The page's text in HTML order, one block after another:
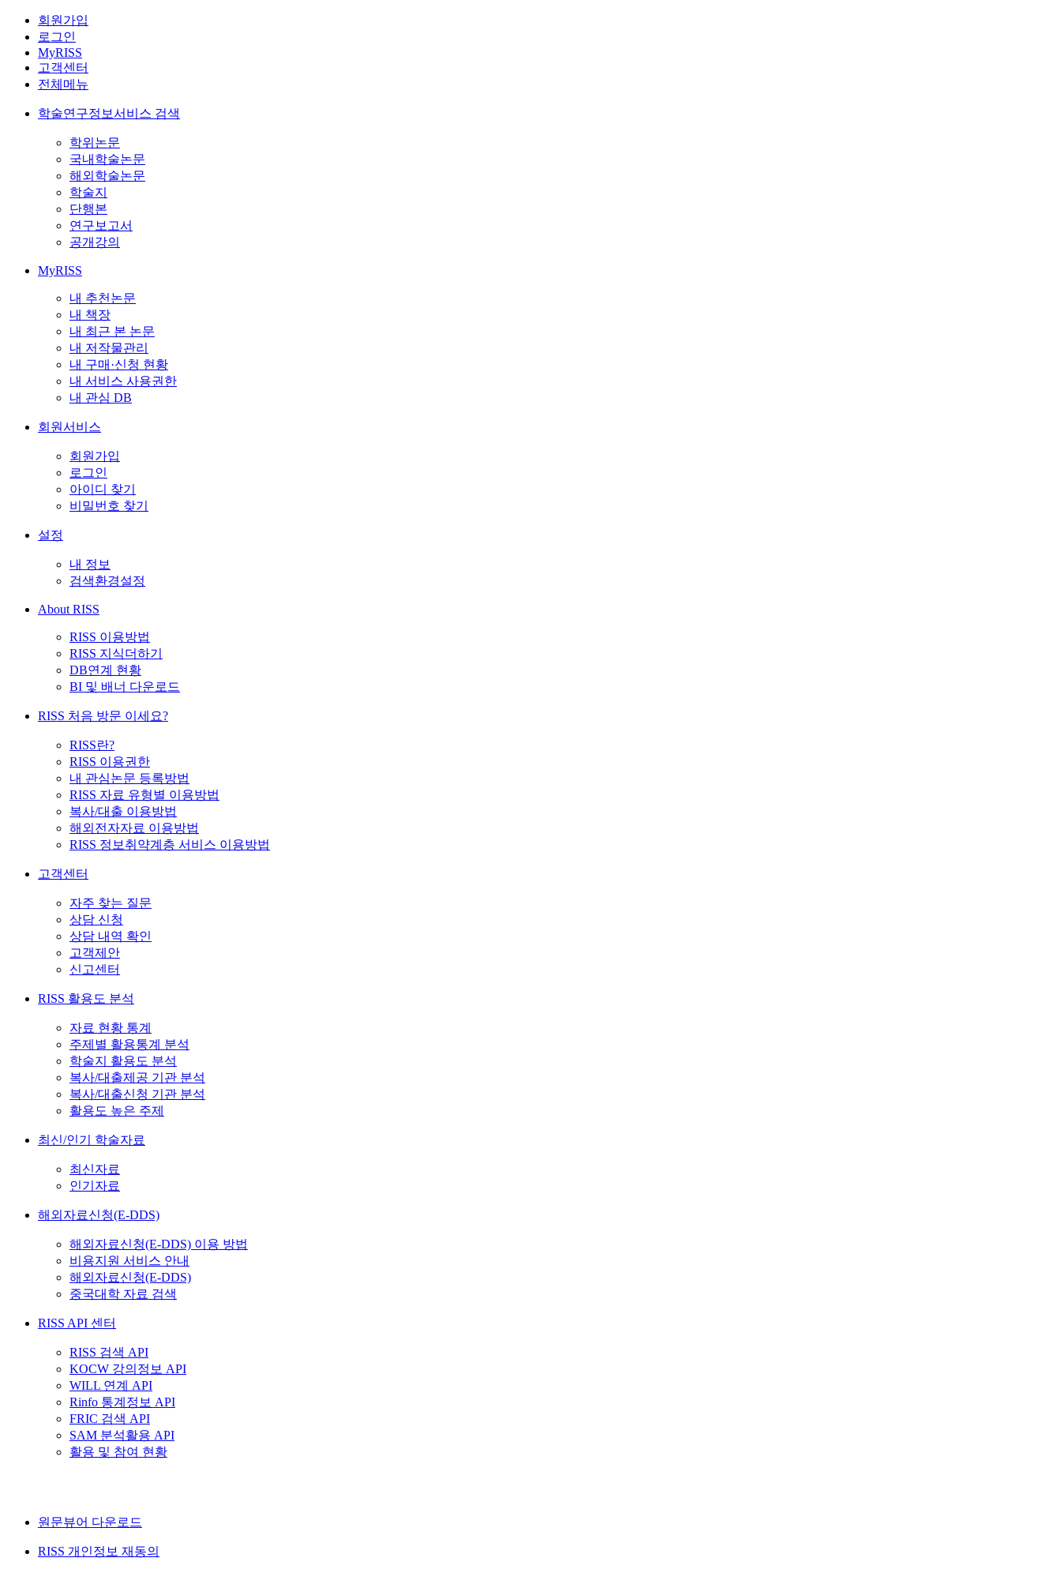
회원가입
로그인
MyRISS
고객센터
전체메뉴
학술연구정보서비스 검색
학위논문
국내학술논문
해외학술논문
학술지
단행본
연구보고서
공개강의
MyRISS
내 추천논문
내 책장
내 최근 본 논문
내 저작물관리
내 구매·신청 현황
내 서비스 사용권한
내 관심 DB
회원서비스
회원가입
로그인
아이디 찾기
비밀번호 찾기
설정
내 정보
검색환경설정
About RISS
RISS 이용방법
RISS 지식더하기
DB연계 현황
BI 및 배너 다운로드
RISS 처음 방문 이세요?
RISS란?
RISS 이용권한
내 관심논문 등록방법
RISS 자료 유형별 이용방법
복사/대출 이용방법
해외전자자료 이용방법
RISS 정보취약계층 서비스 이용방법
고객센터
자주 찾는 질문
상담 신청
상담 내역 확인
고객제안
신고센터
RISS 활용도 분석
자료 현황 통계
주제별 활용통계 분석
학술지 활용도 분석
복사/대출제공 기관 분석
복사/대출신청 기관 분석
활용도 높은 주제
최신/인기 학술자료
최신자료
인기자료
해외자료신청(E-DDS)
해외자료신청(E-DDS) 이용 방법
비용지원 서비스 안내
해외자료신청(E-DDS)
중국대학 자료 검색
RISS API 센터
RISS 검색 API
KOCW 강의정보 API
WILL 연계 API
Rinfo 통계정보 API
FRIC 검색 API
SAM 분석활용 API
활용 및 참여 현황
원문뷰어 다운로드
RISS 개인정보 재동의